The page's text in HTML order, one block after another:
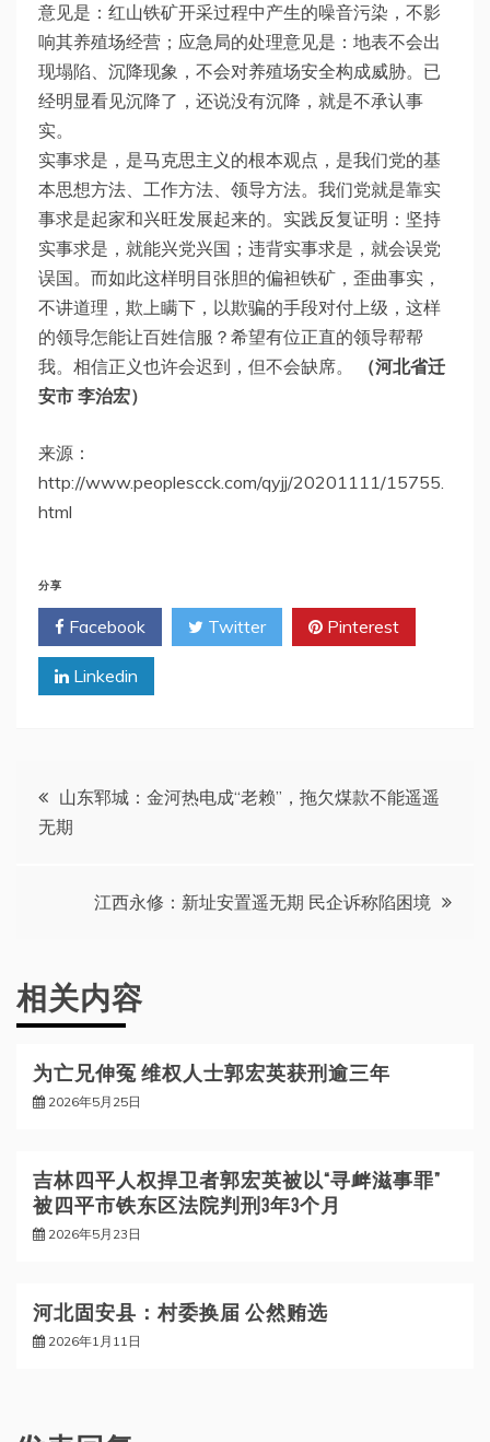
意见是：红山铁矿开采过程中产生的噪音污染，不影
响其养殖场经营；应急局的处理意见是：地表不会出
现塌陷、沉降现象，不会对养殖场安全构成威胁。已
经明显看见沉降了，还说没有沉降，就是不承认事
实。
实事求是，是马克思主义的根本观点，是我们党的基
本思想方法、工作方法、领导方法。我们党就是靠实
事求是起家和兴旺发展起来的。实践反复证明：坚持
实事求是，就能兴党兴国；违背实事求是，就会误党
误国。而如此这样明目张胆的偏袒铁矿，歪曲事实，
不讲道理，欺上瞒下，以欺骗的手段对付上级，这样
的领导怎能让百姓信服？希望有位正直的领导帮帮
我。相信正义也许会迟到，但不会缺席。
（河北省迁
安市 李治宏）
来源：
http://www.peoplescck.com/qyjj/20201111/15755.
html
分享
Facebook Twitter Pinterest
Linkedin
文
章
山东郓城：金河热电成“老赖”，拖欠煤款不能遥遥
无期
江西永修：新址安置遥无期 民企诉称陷困境
相关内容
为亡兄伸冤 维权人士郭宏英获刑逾三年
2026年5月25日
吉林四平人权捍卫者郭宏英被以“寻衅滋事罪”
被四平市铁东区法院判刑3年3个月
2026年5月23日
河北固安县：村委换届 公然贿选
2026年1月11日